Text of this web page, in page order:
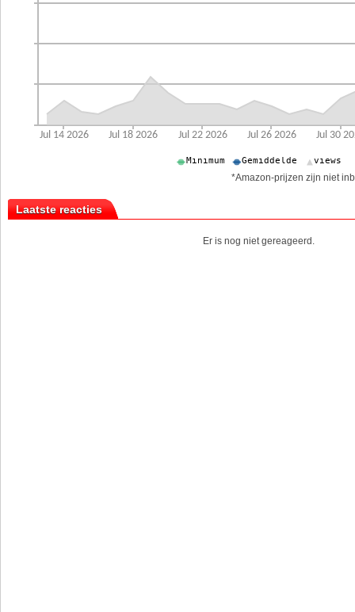
*Amazon-prijzen zijn niet
Laatste reacties
Er is nog niet gereageerd.